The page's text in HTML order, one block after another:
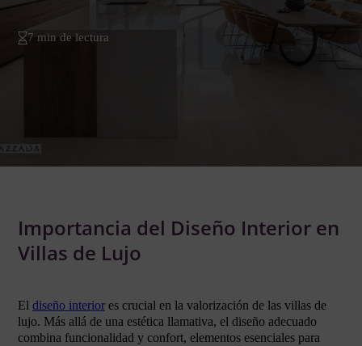
7 min de lectura
Importancia del Diseño Interior en
Villas de Lujo
El diseño interior es crucial en la valorización de las villas de
lujo. Más allá de una estética llamativa, el diseño adecuado
combina funcionalidad y confort, elementos esenciales para